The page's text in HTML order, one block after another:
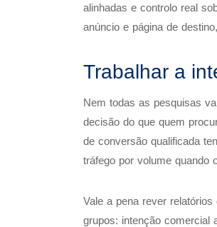
alinhadas e controlo real
anúncio e página de
Trabalhar a
Nem todas as pesquisas
decisão do que quem
de conversão qualificada
tráfego por volume quando
Vale a pena rever
grupos: intenção comercial